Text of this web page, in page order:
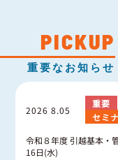
適正化だより
運送申込・書面化アプ
利用申し込み
活動報告・協会報
貸出用ビデオライブラ
会員メール登録・会
保有車両台数変更
トラック輸送の役割
緑ナンバートラックと
Gマークとは
協会の活動
入会のご案内
プライバシーポリシ
PICKUP
重要なお知らせ
2026 8.05
重要
セミ
令和８年度 引越基本・
16日(水)